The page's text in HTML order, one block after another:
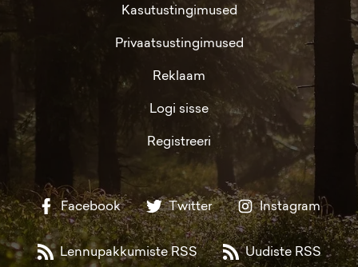
Kasutustingimused
Privaatsustingimused
Reklaam
Logi sisse
Registreeri
Facebook Twitter Instagram
Lennupakkumiste RSS Uudiste RSS